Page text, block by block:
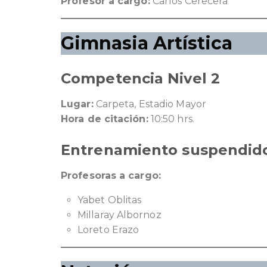
Gimnasia Artística
Competencia Nivel 2
Lugar:Carpeta, Estadio Mayor
Hora de citación:10:50 hrs.
Entrenamiento
Profesoras a cargo:
Yabet Oblitas
Millaray Albornoz
Loreto Erazo